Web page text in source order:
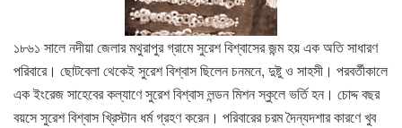
১৮৬১ সালে নদীয়া জেলার মথুরাপুর গ্রামে সুরেশ বিশ্বাসের জন্ম হয় এক অতি সাধারণ
পরিবারে। ছোটবেলা থেকেই সুরেশ বিশ্বাস ছিলেন চনমনে, দুষ্টু ও সাহসী। পরবর্তীকালে
এক ইংরেজ সাহেবের কল্যাণে সুরেশ বিশ্বাস লন্ডন মিশন স্কুলে ভর্তি হন। চোদ্দ বছর
বয়সে সুরেশ বিশ্বাস খ্রিস্টান ধর্ম গ্রহণ করেন। পরিবারের চরম দৈন্যদশার কারণে খুব